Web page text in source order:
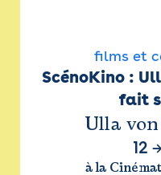
films et
ScénoKino :
fait
Ulla
12 →
à la